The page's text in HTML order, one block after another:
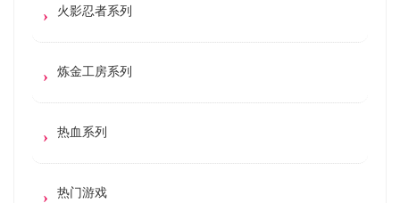
火影忍者系列
炼金工房系列
热血系列
热门游戏